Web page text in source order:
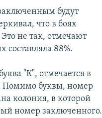
будут
что в боях
не так, отмечают
88%.
"К", отмечается в
Помимо буквы, номер
колония, в которой
номер заключенного.